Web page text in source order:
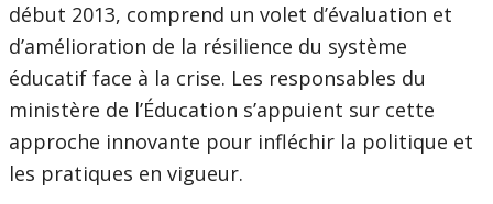
début 2013, comprend un volet d’évaluation et
d’amélioration de la résilience du système
éducatif face à la crise. Les responsables du
ministère de l’Éducation s’appuient sur cette
approche innovante pour infléchir la politique et
les pratiques en vigueur.